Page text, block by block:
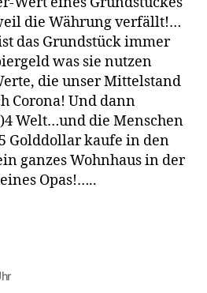
die Währung verfällt!…
das Grundstück immer
was sie nutzen
die unser Mittelstand
Corona! Und dann
Welt…und die Menschen
Golddollar kaufe in den
ganzes Wohnhaus in der
Opas!…..